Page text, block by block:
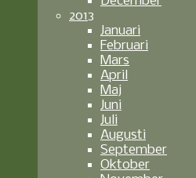
2013
Januari
Februari
Mars
April
Maj
Juni
Juli
Augusti
September
Oktober